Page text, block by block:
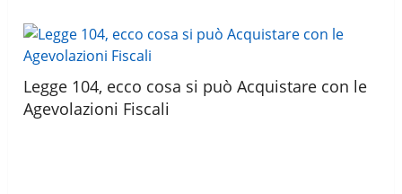
Legge 104, ecco cosa si può Acquistare con le
Agevolazioni Fiscali